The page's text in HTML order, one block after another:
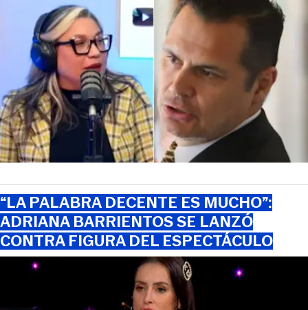
“LA PALABRA DECENTE ES MUCHO”:
ADRIANA BARRIENTOS SE LANZÓ
CONTRA FIGURA DEL ESPECTÁCULO